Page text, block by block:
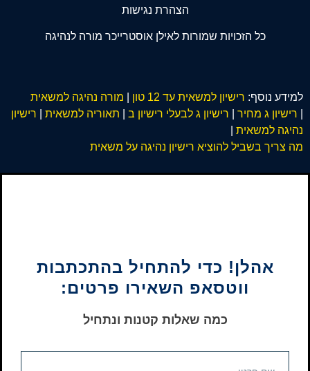
הצהרת נגישות
כל הזכויות שמורות לאילן אוסטרייכר מורה לנהיגה
למידע נוסף: רישיון למשאית עד 12 טון
מורה נהיגה למשאית
רישיון ג מחיר רישיון ג לבעלי רישיון ב תאוריה למשאית
רישיון
נהיגה למשאית
מה צריך בשביל להוציא רישיון נהיגה על משאית
אהלן! כדי להתחיל בהתכתבות
ווטסאפ השאירו פרטים:
כמה שאלות קטנות ונתחיל